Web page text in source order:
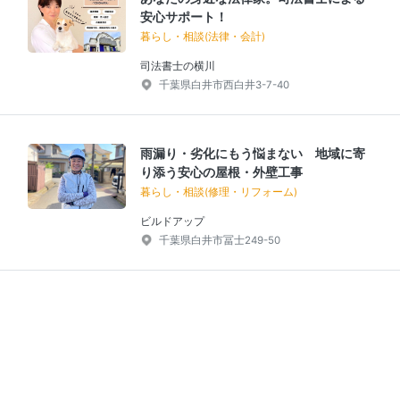
安心サポート！
暮らし・相談(法律・会計)
司法書士の横川
千葉県白井市西白井3-7-40
雨漏り・劣化にもう悩まない 地域に寄
り添う安心の屋根・外壁工事
暮らし・相談(修理・リフォーム)
ビルドアップ
千葉県白井市冨士249-50